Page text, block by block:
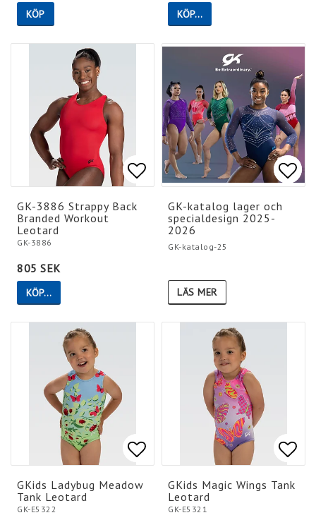
KÖP KÖP…
Lägg till i favoritlistan
Lägg till i favoritlistan
GK-3886 Strappy Back
Branded Workout
Leotard
GK-3886
805 SEK
KÖP…
GK-katalog lager och
specialdesign 2025-
2026
GK-katalog-25
LÄS MER
Lägg till i favoritlistan
Lägg till i favoritlistan
GKids Ladybug Meadow
Tank Leotard
GK-E5322
GKids Magic Wings Tank
Leotard
GK-E5321